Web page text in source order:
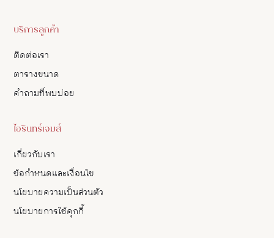
บริการลูกค้า
ติดต่อเรา
ตารางขนาด
คำถามที่พบบ่อย
ไอรินทร์เจมส์
เกี่ยวกับเรา
ข้อกำหนดและเงื่อนไข
นโยบายความเป็นส่วนตัว
นโยบายการใช้คุกกี้